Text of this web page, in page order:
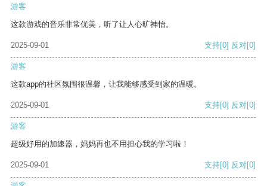
游客
这款游戏的音乐非常优美，听了让人心旷神怡。
2025-09-01 支持[0] 反对[0]
游客
这款app的社区氛围很温馨，让我能够感受到家的温暖。
2025-09-01 支持[0] 反对[0]
游客
超级好用的加速器，妈妈再也不用担心我的学习啦！
2025-09-01 支持[0] 反对[0]